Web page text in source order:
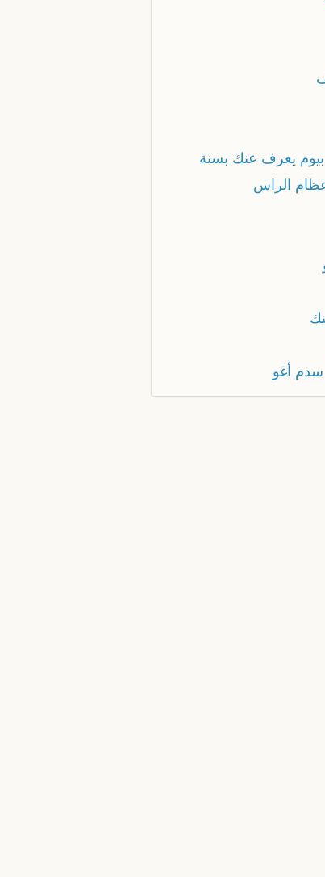
بيوم يعرف عنك بسنة
الراس
أغو